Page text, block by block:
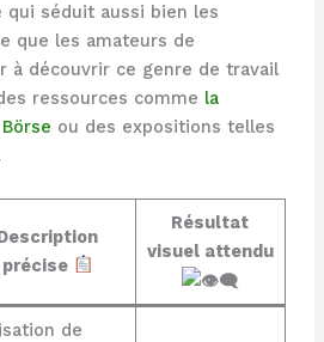
séduit aussi bien les
que les amateurs de
à découvrir ce genre de travail
ressources comme la
ou des expositions telles
précise
Résultat
visuel attendu
de